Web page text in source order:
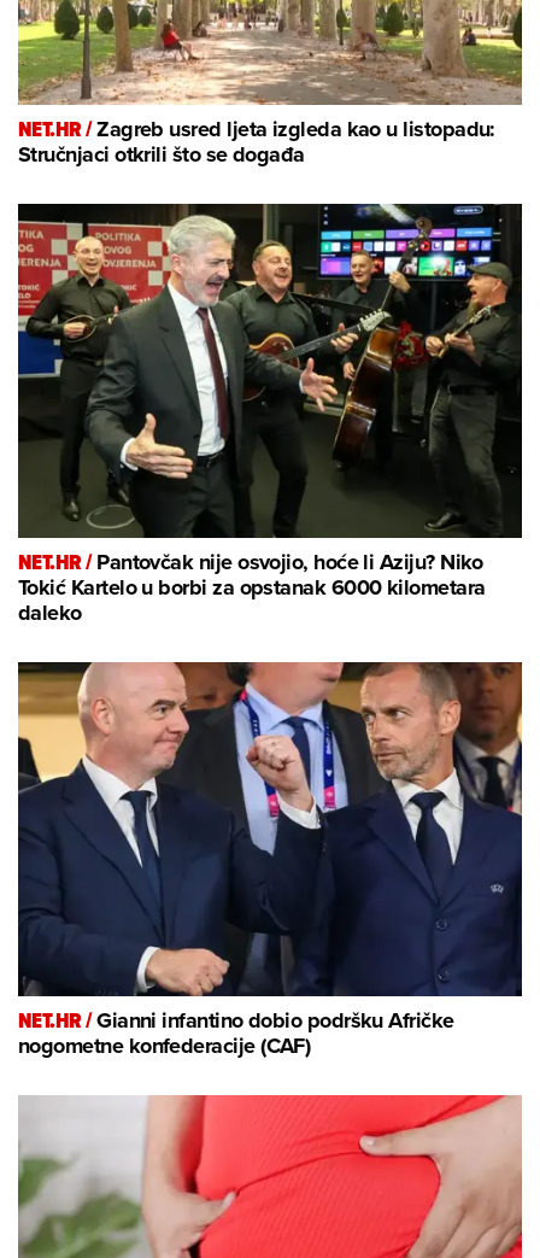
NET.HR /Zagreb usred ljeta izgleda kao u listopadu:
Stručnjaci otkrili što se događa
NET.HR /Pantovčak nije osvojio, hoće li Aziju? Niko
Tokić Kartelo u borbi za opstanak 6000 kilometara
daleko
NET.HR /Gianni infantino dobio podršku Afričke
nogometne konfederacije (CAF)